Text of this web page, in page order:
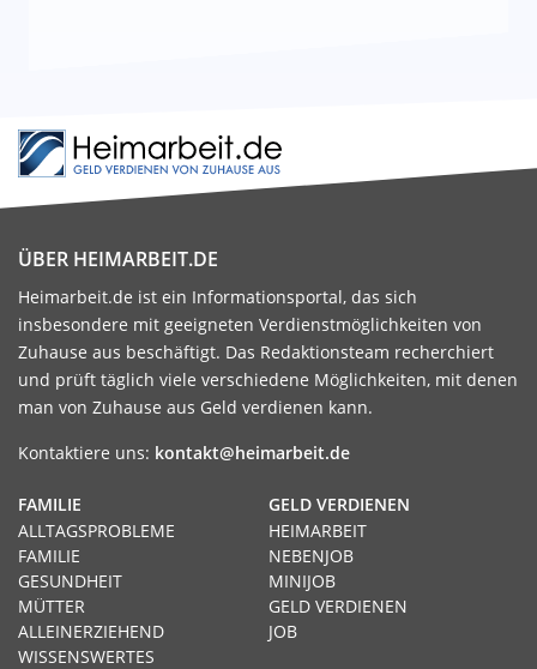
ÜBER HEIMARBEIT.DE
Heimarbeit.de ist ein Informationsportal, das sich
insbesondere mit geeigneten Verdienstmöglichkeiten von
Zuhause aus beschäftigt. Das Redaktionsteam recherchiert
und prüft täglich viele verschiedene Möglichkeiten, mit denen
man von Zuhause aus Geld verdienen kann.
Kontaktiere uns: kontakt@heimarbeit.de
GELD VERDIENEN
HEIMARBEIT
NEBENJOB
MINIJOB
GELD VERDIENEN
JOB
FAMILIE
ALLTAGSPROBLEME
FAMILIE
GESUNDHEIT
MÜTTER
ALLEINERZIEHEND
WISSENSWERTES